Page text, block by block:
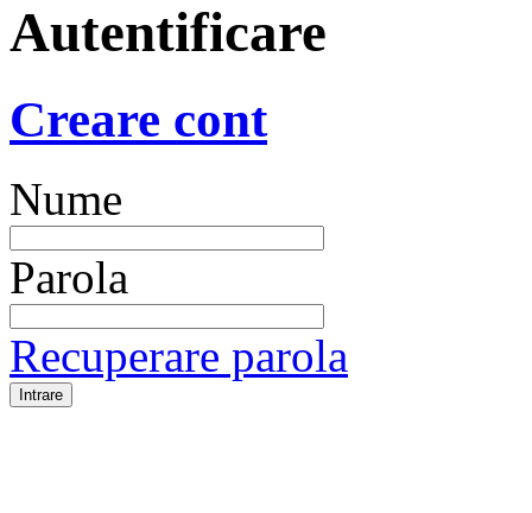
Autentificare
Creare cont
Nume
Parola
Recuperare parola